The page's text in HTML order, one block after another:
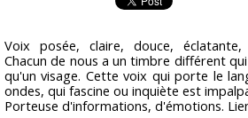
Voix posée, claire, douce, éclatante,
Chacun de nous a un timbre différent
qu'un visage. Cette voix qui porte le
ondes, qui fascine ou inquiète est
Porteuse d'informations, d'émotions.